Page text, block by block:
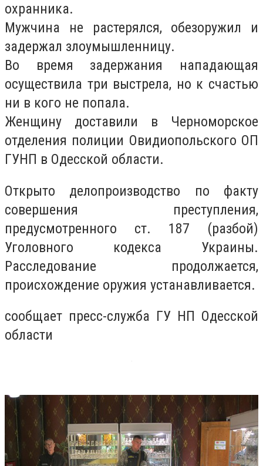
охранника.
Мужчина не растерялся, обезоружил и
задержал злоумышленницу.
Во время задержания нападающая
осуществила три выстрела, но к счастью
ни в кого не попала.
Женщину доставили в Черноморское
отделения полиции Овидиопольского ОП
ГУНП в Одесской области.
Открыто делопроизводство по факту
совершения преступления,
предусмотренного ст. 187 (разбой)
Уголовного кодекса Украины.
Расследование продолжается,
происхождение оружия устанавливается.
сообщает пресс-служба ГУ НП Одесской
области